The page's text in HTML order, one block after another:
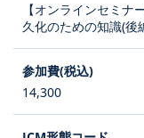
【オンラインセミ
久化のための知識(後
14,300